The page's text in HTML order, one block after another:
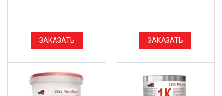
ЗАКАЗАТЬ ЗАКАЗАТЬ